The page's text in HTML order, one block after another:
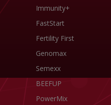
Immunity+
FastStart
Fertility First
Genomax
Semexx
BEEFUP
PowerMix